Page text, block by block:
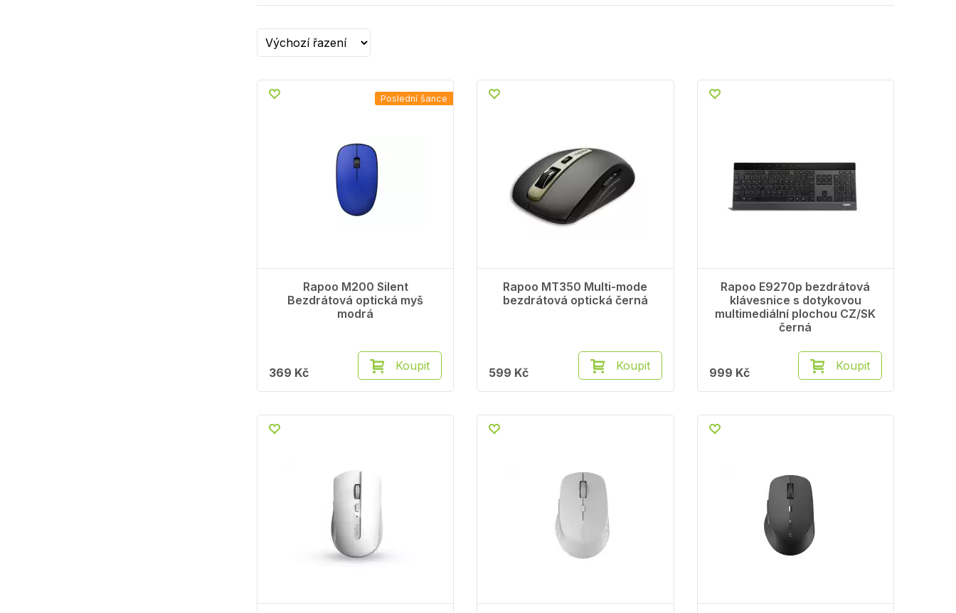
mm ultra-tenký design Elegantní konstrukce se základnou z nerezové oceli Spolehlivé
když se vaše prsty vzdálí, podsvícení zhasne; tímto způsobem máte vše pod kontrolou i ve tmě.
Čokoládová tlačítka s velmi štíhlým profilem Nejtenčí 4mm struktura nůžkového typu a deska z
malý a nenápadný, můžete jej připojit k portu USB zapomenout na něj a zároveň můžete
zapomenout na ztrátu připojení. Automatické vypnutí Pokud klávesnice nezaznamená podobu
několika minut žádný vstup, přepne se do režimu standby. Díky této funkci bude klávesnice vždy
Rapoo M200 Silent
Bezdrátová optická myš
modrá
369 Kč Koupit
Poslední šance
Rapoo MT350 Multi-mode
bezdrátová optická černá
599 Kč Koupit
Rapoo E9270p bezdrátová
klávesnice s dotykovou
multimediální plochou CZ/SK
černá
999 Kč Koupit